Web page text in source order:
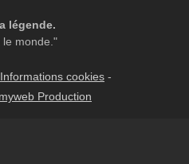
légende.
monde."
Informations cookies -
Production